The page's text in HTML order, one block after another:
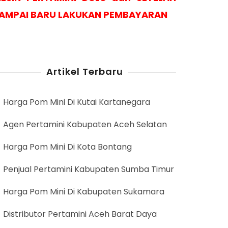
BARU LAKUKAN PEMBAYARAN
Artikel Terbaru
Harga Pom Mini Di Kutai Kartanegara
Agen Pertamini Kabupaten Aceh Selatan
Harga Pom Mini Di Kota Bontang
Penjual Pertamini Kabupaten Sumba Timur
Harga Pom Mini Di Kabupaten Sukamara
Distributor Pertamini Aceh Barat Daya